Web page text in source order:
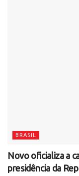
BRASIL
Novo oficializa a
presidência da